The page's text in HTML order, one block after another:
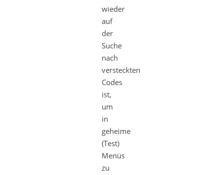
wieder
auf
der
Suche
nach
versteckten
Codes
ist,
um
in
geheime
(Test)
Menüs
zu